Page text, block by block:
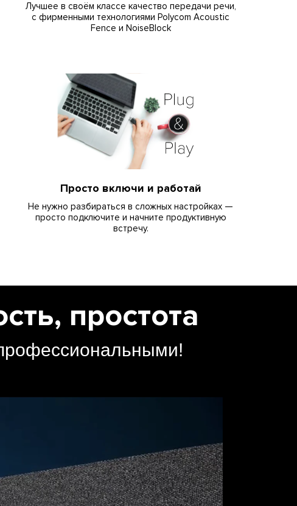
Лучшее в своём классе качество передачи речи,
с фирменными технологиями Polycom Acoustic
Fence и NoiseBlock
Просто включи и работай
Не нужно разбираться в сложных настройках —
просто подключите и начните продуктивную
встречу.
простота